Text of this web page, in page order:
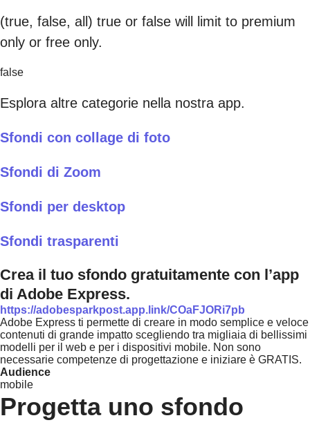
(true, false, all) true or false will limit to premium
only or free only.
false
Esplora altre categorie nella nostra app.
Sfondi con collage di foto
Sfondi di Zoom
Sfondi per desktop
Sfondi trasparenti
Crea il tuo sfondo gratuitamente con l’app
di Adobe Express.
https://adobesparkpost.app.link/COaFJORi7pb
Adobe Express ti permette di creare in modo semplice e veloce
contenuti di grande impatto scegliendo tra migliaia di bellissimi
modelli per il web e per i dispositivi mobile. Non sono
necessarie competenze di progettazione e iniziare è GRATIS.
Audience
mobile
Progetta uno sfondo